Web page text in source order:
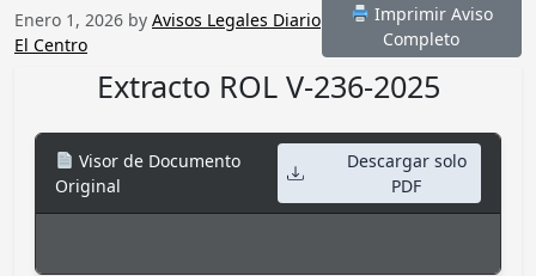
Enero 1, 2026 by Avisos Legales Diario
El Centro
Imprimir Aviso
Completo
Extracto ROL V-236-2025
Visor de Documento
Original
Descargar solo
PDF